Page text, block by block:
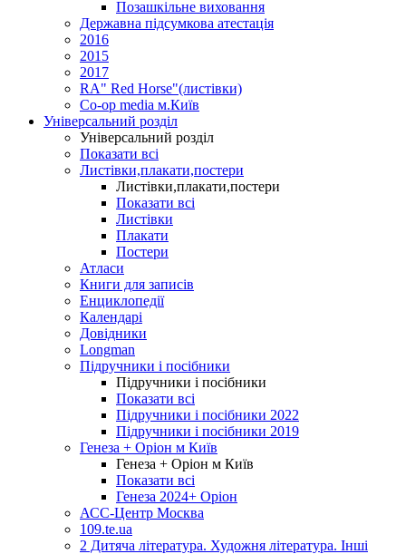
Позашкільне виховання
Державна підсумкова атестація
2016
2015
2017
RA" Red Horse"(листівки)
Co-op media м.Київ
Універсальний розділ
Універсальний розділ
Показати всі
Листівки,плакати,постери
Листівки,плакати,постери
Показати всі
Листівки
Плакати
Постери
Атласи
Книги для записів
Енциклопедії
Календарі
Довідники
Longman
Підручники і посібники
Підручники і посібники
Показати всі
Підручники і посібники 2022
Підручники і посібники 2019
Генеза + Оріон м Київ
Генеза + Оріон м Київ
Показати всі
Генеза 2024+ Оріон
АСС-Центр Москва
109.te.ua
2 Дитяча література. Художня література. Інші